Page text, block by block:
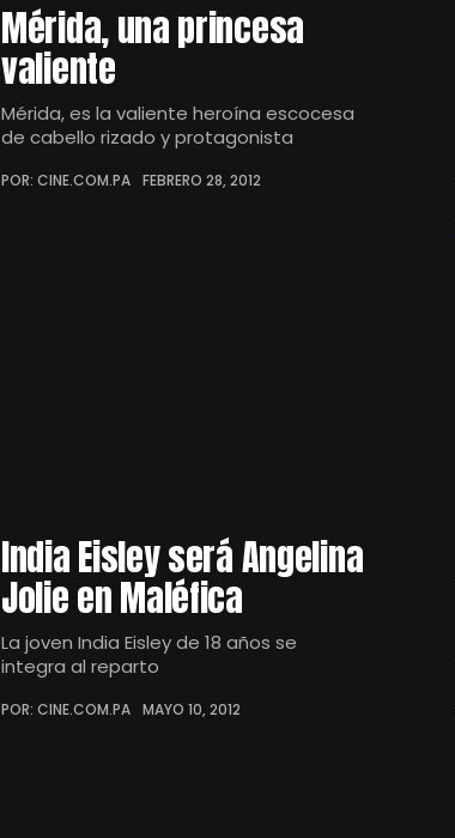
Mérida, una princesa
valiente
Mérida, es la valiente heroína escocesa
de cabello rizado y protagonista
POR: CINE.COM.PA FEBRERO 28, 2012
India Eisley será Angelina
Jolie en Maléfica
La joven India Eisley de 18 años se
integra al reparto
POR: CINE.COM.PA MAYO 10, 2012